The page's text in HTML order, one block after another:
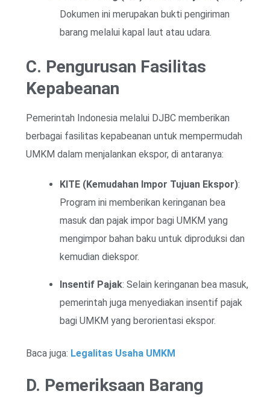
Dokumen ini merupakan bukti pengiriman
barang melalui kapal laut atau udara.
C. Pengurusan Fasilitas
Kepabeanan
Pemerintah Indonesia melalui DJBC memberikan
berbagai fasilitas kepabeanan untuk mempermudah
UMKM dalam menjalankan ekspor, di antaranya:
KITE (Kemudahan Impor Tujuan Ekspor):
Program ini memberikan keringanan bea
masuk dan pajak impor bagi UMKM yang
mengimpor bahan baku untuk diproduksi dan
kemudian diekspor.
Insentif Pajak: Selain keringanan bea masuk,
pemerintah juga menyediakan insentif pajak
bagi UMKM yang berorientasi ekspor.
Baca juga: Legalitas Usaha UMKM
D. Pemeriksaan Barang